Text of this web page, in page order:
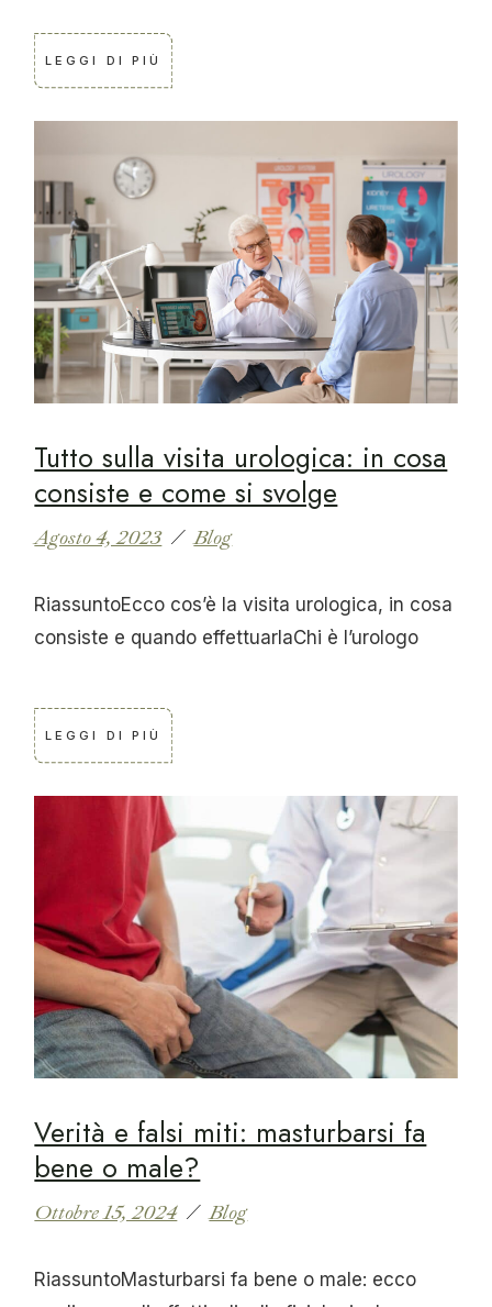
LEGGI DI PIÙ
Tutto sulla visita urologica: in cosa
consiste e come si svolge
Agosto 4, 2023 Blog
RiassuntoEcco cos’è la visita urologica, in cosa
consiste e quando effettuarlaChi è l’urologo
LEGGI DI PIÙ
Verità e falsi miti: masturbarsi fa
bene o male?
Ottobre 15, 2024 Blog
RiassuntoMasturbarsi fa bene o male: ecco